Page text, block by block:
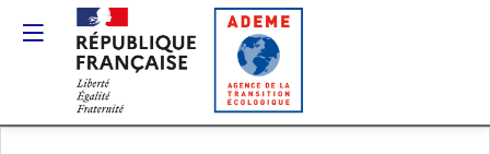
Gestion des cookies